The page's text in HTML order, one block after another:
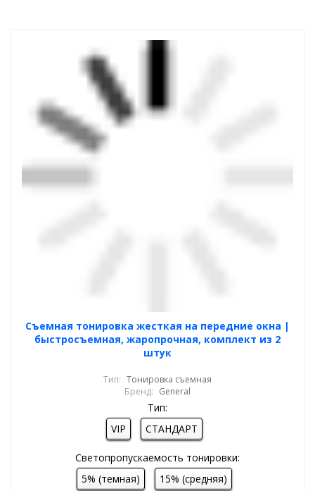
Cъемная тонировка жесткая на передние окна |
быстросъемная, жаропрочная, комплект из 2
штук
Тип: Тонировка съемная
Бренд: General
Тип:
VIP
СТАНДАРТ
Светопропускаемость тонировки:
5% (темная)
15% (средняя)